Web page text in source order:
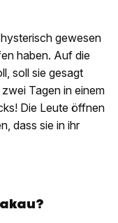
gewesen
haben. Auf die
soll sie gesagt
Tagen in einem
Die Leute öffnen
dass sie in ihr